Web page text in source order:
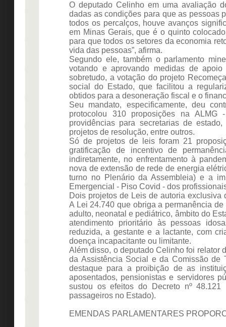
O deputado Celinho em uma avaliação
dadas as condições para que as pessoas
todos os percalços, houve avanços
em Minas Gerais, que é o quinto
para que todos os setores da economia
vida das pessoas”, afirma.
Segundo ele, também o parlamento
votando e aprovando medidas de
sobretudo, a votação do projeto
social do Estado, que facilitou a
obtidos para a desoneração fiscal e o
Seu mandato, especificamente, deu
protocolou 310 proposições na ALMG
providências para secretarias de
projetos de resolução, entre outros.
Só de projetos de leis foram 21
gratificação de incentivo de
indiretamente, no enfrentamento à
nova de extensão de rede de energia
turno no Plenário da Assembleia) e a
Emergencial - Piso Covid - dos
Dois projetos de Leis de autoria
A Lei 24.740 que obriga a permanência
adulto, neonatal e pediátrico, âmbito do
atendimento prioritário às pessoas
reduzida, a gestante e a lactante, com
doença incapacitante ou limitante.
Além disso, o deputado Celinho foi relator
da Assistência Social e da Comissão de
destaque para a proibição de as
aposentados, pensionistas e servidores
sustou os efeitos do Decreto nº
passageiros no Estado).
EMENDAS PARLAMENTARES